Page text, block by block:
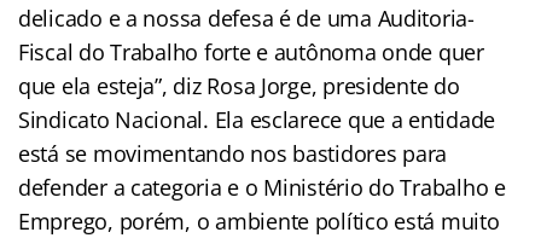
delicado e a nossa defesa é de uma Auditoria-
Fiscal do Trabalho forte e autônoma onde quer
que ela esteja”, diz Rosa Jorge, presidente do
Sindicato Nacional. Ela esclarece que a entidade
está se movimentando nos bastidores para
defender a categoria e o Ministério do Trabalho e
Emprego, porém, o ambiente político está muito